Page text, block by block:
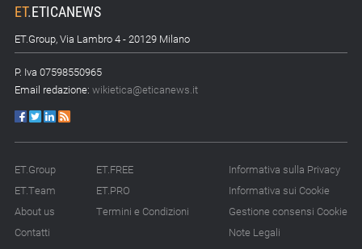
ET.ETICANEWS
ET.Group, Via Lambro 4 - 20129 Milano
P. Iva 07598550965
Email redazione: wikietica@eticanews.it
ET.Group
ET.Team
About us
Contatti
ET.FREE
ET.PRO
Termini e Condizioni
Informativa sulla Privacy
Informativa sui Cookie
Gestione consensi Cookie
Note Legali